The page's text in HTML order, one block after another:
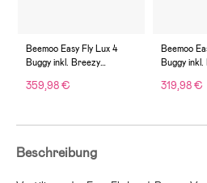
Beemoo Easy Fly Lux 4
Buggy inkl. Breezy
White
359,98 €
Beemoo
Buggy
White
319,98 €
Beschreibung